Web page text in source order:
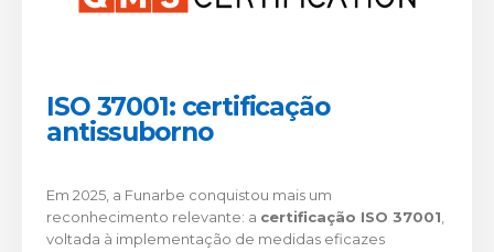
ISO 37001: certificação
antissuborno
Em 2025, a Funarbe conquistou mais um
reconhecimento relevante: a certificação ISO 37001
voltada à implementação de medidas eficazes